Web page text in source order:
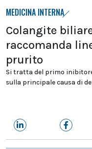
MEDICINA INTERNA
Colangite
raccomanda
prurito
Si tratta del primo inibitore
sulla principale causa di